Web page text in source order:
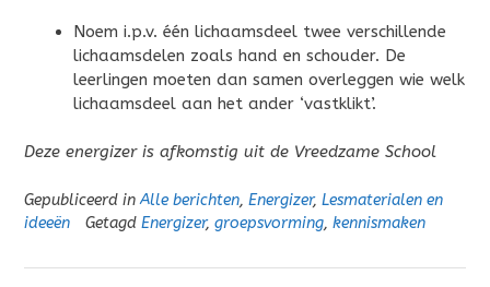
Noem i.p.v. één lichaamsdeel twee verschillende
lichaamsdelen zoals hand en schouder. De
leerlingen moeten dan samen overleggen wie welk
lichaamsdeel aan het ander ‘vastklikt’.
Deze energizer is afkomstig uit de Vreedzame School
Gepubliceerd inAlle berichten, Energizer, Lesmaterialen en
ideeën
Getagd Energizer, groepsvorming, kennismaken